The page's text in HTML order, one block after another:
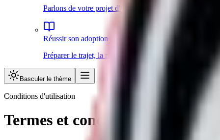
Parlons de votre projet d'adoption.
Réussir son adoption
Préparer le trajet, la maison et les premières semaines.
Basculer le thème
Conditions d'utilisation
Termes et conditions